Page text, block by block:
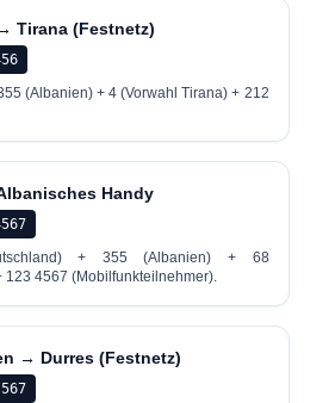
Tirana (Festnetz)
(Albanien) + 4 (Vorwahl Tirana) + 212
Handy
+ 355 (Albanien) + 68
123 4567 (Mobilfunkteilnehmer).
→ Durres (Festnetz)